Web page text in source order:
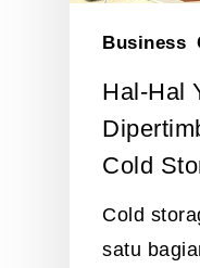
Business
Hal-Hal
Cold
Cold
satu